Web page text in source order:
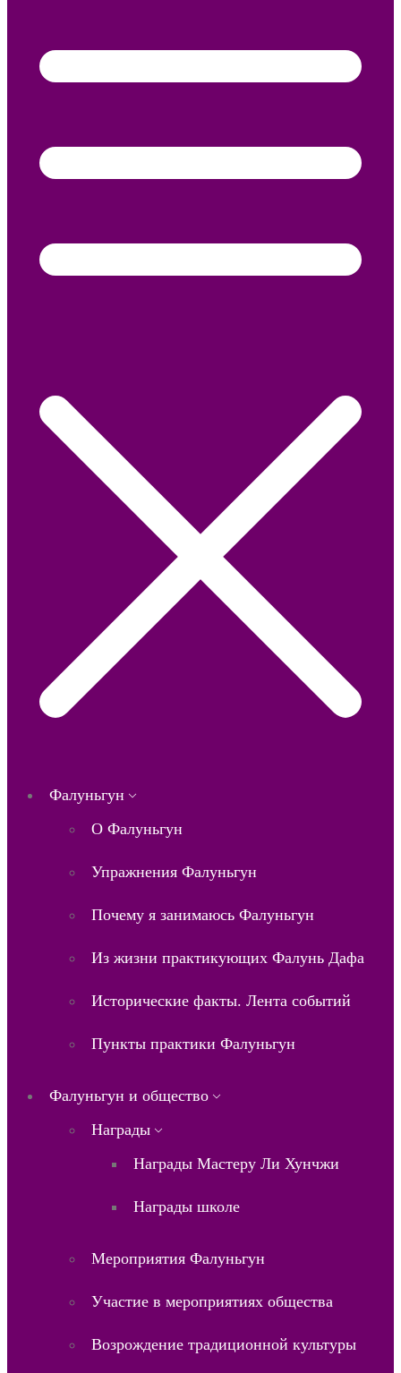
Фалуньгун
О Фалуньгун
Упражнения Фалуньгун
Почему я занимаюсь Фалуньгун
Из жизни практикующих Фалунь Дафа
Исторические факты. Лента событий
Пункты практики Фалуньгун
Фалуньгун и общество
Награды
Награды Мастеру Ли Хунчжи
Награды школе
Мероприятия Фалуньгун
Участие в мероприятиях общества
Возрождение традиционной культуры